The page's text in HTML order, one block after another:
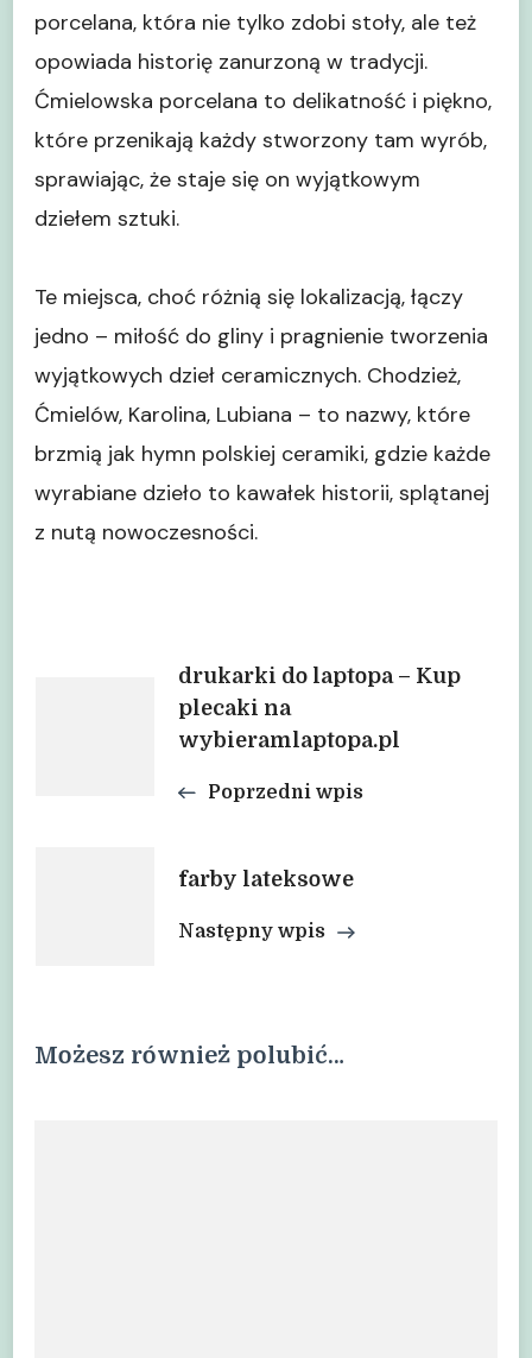
porcelana, która nie tylko zdobi stoły, ale też
opowiada historię zanurzoną w tradycji.
Ćmielowska porcelana to delikatność i piękno,
które przenikają każdy stworzony tam wyrób,
sprawiając, że staje się on wyjątkowym
dziełem sztuki.
Te miejsca, choć różnią się lokalizacją, łączy
jedno – miłość do gliny i pragnienie tworzenia
wyjątkowych dzieł ceramicznych. Chodzież,
Ćmielów, Karolina, Lubiana – to nazwy, które
brzmią jak hymn polskiej ceramiki, gdzie każde
wyrabiane dzieło to kawałek historii, splątanej
z nutą nowoczesności.
Nawigacja
wpisu
drukarki do laptopa – Kup
plecaki na
wybieramlaptopa.pl
Poprzedni wpis
farby lateksowe
Następny wpis
Możesz również polubić…